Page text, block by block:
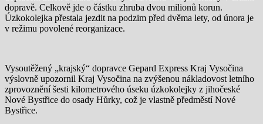
dopravě. Celkově jde o částku zhruba dvou milionů korun.
Úzkokolejka přestala jezdit na podzim před dvěma lety, od února je
v režimu povolené reorganizace.
Vysoutěžený „krajský“ dopravce Gepard Express Kraj Vysočina
výslovně upozornil Kraj Vysočina na zvýšenou nákladovost letního
zprovoznění šesti kilometrového úseku úzkokolejky z jihočeské
Nové Bystřice do osady Hůrky, což je vlastně předměstí Nové
Bystřice.